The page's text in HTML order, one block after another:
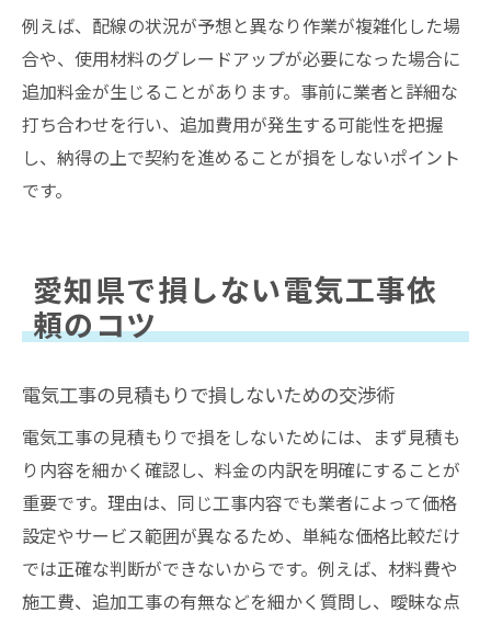
例えば、配線の状況が予想と異なり作業が複雑化した場
合や、使用材料のグレードアップが必要になった場合に
追加料金が生じることがあります。事前に業者と詳細な
打ち合わせを行い、追加費用が発生する可能性を把握
し、納得の上で契約を進めることが損をしないポイント
です。
愛知県で損しない電気工事依
頼のコツ
電気工事の見積もりで損しないための交渉術
電気工事の見積もりで損をしないためには、まず見積も
り内容を細かく確認し、料金の内訳を明確にすることが
重要です。理由は、同じ工事内容でも業者によって価格
設定やサービス範囲が異なるため、単純な価格比較だけ
では正確な判断ができないからです。例えば、材料費や
施工費、追加工事の有無などを細かく質問し、曖昧な点